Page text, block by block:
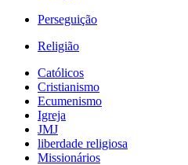
Perseguição
Religião
Católicos
Cristianismo
Ecumenismo
Igreja
JMJ
liberdade religiosa
Missionários